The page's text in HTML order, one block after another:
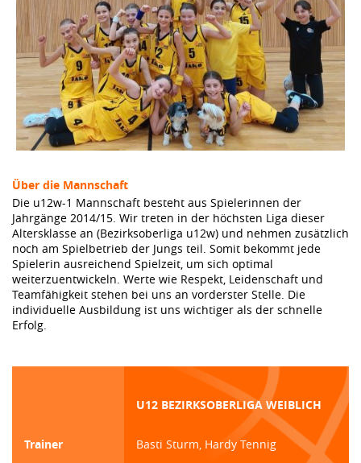
Über die Mannschaft
Die u12w-1 Mannschaft besteht aus Spielerinnen der
Jahrgänge 2014/15. Wir treten in der höchsten Liga dieser
Altersklasse an (Bezirksoberliga u12w) und nehmen zusätzlich
noch am Spielbetrieb der Jungs teil. Somit bekommt jede
Spielerin ausreichend Spielzeit, um sich optimal
weiterzuentwickeln. Werte wie Respekt, Leidenschaft und
Teamfähigkeit stehen bei uns an vorderster Stelle. Die
individuelle Ausbildung ist uns wichtiger als der schnelle
Erfolg.
U12 BEZIRKSOBERLIGA WEIBLICH
Trainer Basti Sturm, Hardy Tennig